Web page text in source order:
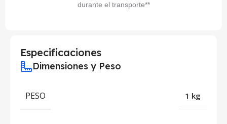
durante el transporte**
Especificaciones
Dimensiones y Peso
PESO 1 kg